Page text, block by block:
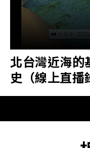
北台灣近海的
史（線上直播